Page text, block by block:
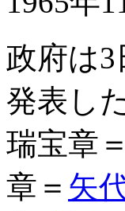
政府は
発表し
瑞宝章
章＝ 矢